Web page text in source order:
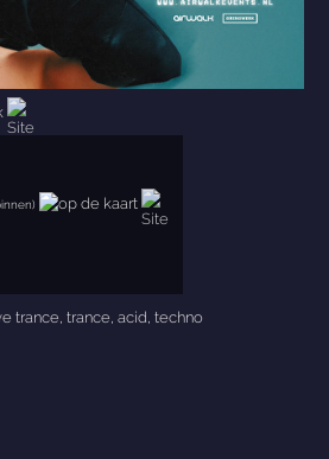
trance,trance,acid,techno